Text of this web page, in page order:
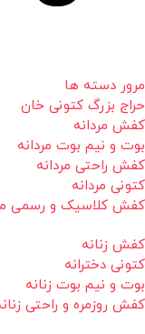
مرور دسته ها
حراج بزرگ کتونی خان
کفش مردانه
بوت و نیم بوت مردانه
کفش راحتی مردانه
کتونی مردانه
کفش کلاسیک و رسمی
کفش زنانه
کتونی دخترانه
بوت و نیم بوت زنانه
کفش روزمره و راحتی